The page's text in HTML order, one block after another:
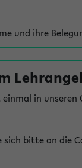
und ihre
einmal in
sich bitte an die